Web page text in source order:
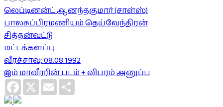
லெப்டினன்ட் ஆனந்தகுமார் (சாள்ஸ்)
பாலசுப்பிரமணியம் தெய்வேந்திரன்
சித்தன்வட்டு
மட்டக்களப்பு
வீரச்சாவு: 08.08.1992
இம் மாவீரரின் படம் + விபரம் அனுப்ப
Facebook
X Email